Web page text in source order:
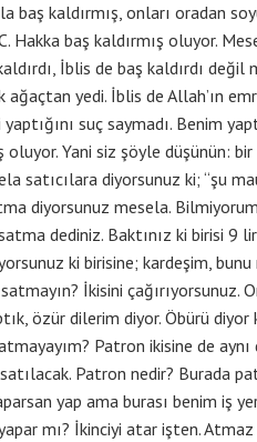
baş kaldırmış, onları oradan
Hakka baş kaldırmış oluyor.
İblis de baş kaldırdı değil
yedi. İblis de Allah’ın
suç saymadı. Benim
Yani siz şöyle düşünün: bir
satıcılara diyorsunuz ki; “şu
diyorsunuz mesela.
dediniz. Baktınız ki birisi 9
ki birisine; kardeşim,
İkisini çağırıyorsunuz.
özür dilerim diyor. Öbürü diyor
Patron ikisine de aynı
Patron nedir? Burada
yap ama burası benim iş
mı? İkinciyi atar işten.